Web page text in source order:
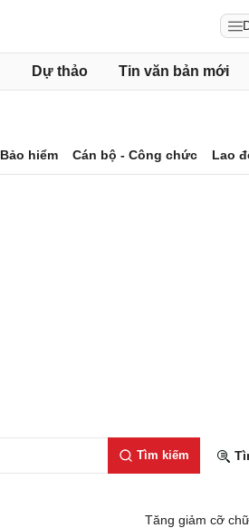
Dự thảo Tin văn bản mới
Bảo hiểm Cán bộ - Công chức Lao
Tìm kiếm
Tăng giảm cỡ